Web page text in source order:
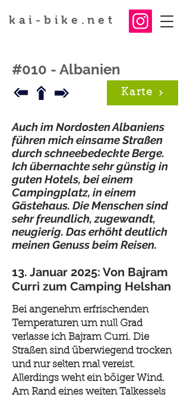
kai-bike.net
#010 - Albanien
Karte
Auch im Nordosten Albaniens
führen mich einsame Straßen
durch schneebedeckte Berge.
Ich übernachte sehr günstig in
guten Hotels, bei einem
Campingplatz, in einem
Gästehaus. Die Menschen sind
sehr freundlich, zugewandt,
neugierig. Das erhöht deutlich
meinen Genuss beim Reisen.
13. Januar 2025: Von Bajram
Curri zum Camping Helshan
Bei angenehm erfrischenden
Temperaturen um null Grad
verlasse ich Bajram Curri. Die
Straßen sind überwiegend trocken
und nur selten mal vereist.
Allerdings weht ein böiger Wind.
Am Rand eines weiten Talkessels